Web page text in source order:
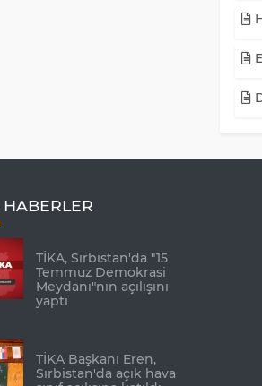
HABERLER
TİKA, Sırbistan'da "15
Temmuz Demokrasi
Meydanı"nın açılışını
yaptı
TİKA Başkanı Eren,
Sırbistan'da açık hava